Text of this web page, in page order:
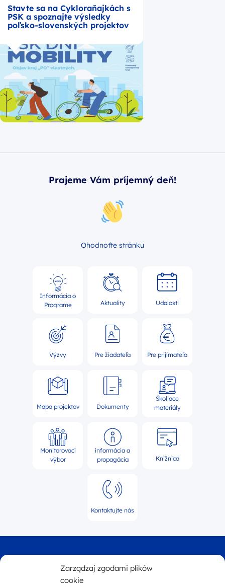
Zarządzaj zgodami plików
cookie
Stavte sa na Cykloraňajkách s
PSK a spoznajte výsledky
poľsko-slovenských projektov
Prajeme Vám príjemný deň!
Ohodnoťte stránku
Informácia o
Programe
Aktuality Udalosti
Výzvy Pre žiadateľa Pre prijímateľa
Mapa projektov Dokumenty
Školiace
materiály
Monitorovací
výbor
informácia a
propagácia
Knižnica
Kontaktujte nás
Logo webovej